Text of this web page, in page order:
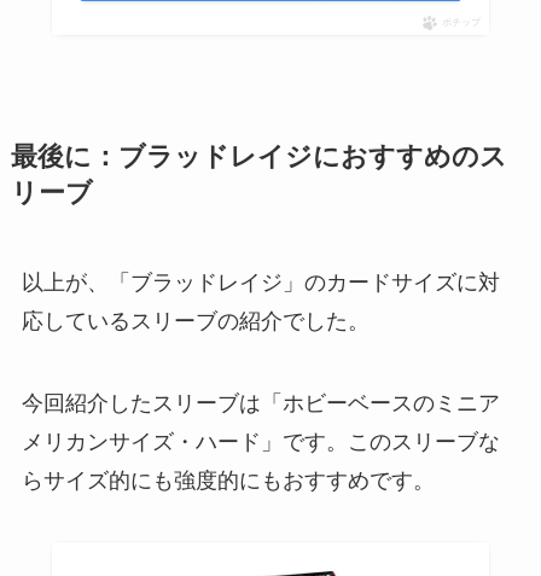
ポチップ
最後に：ブラッドレイジにおすすめのス
リーブ
以上が、「ブラッドレイジ」のカードサイズに対
応しているスリーブの紹介でした。
今回紹介したスリーブは「ホビーベースのミニア
メリカンサイズ・ハード」です。このスリーブな
らサイズ的にも強度的にもおすすめです。